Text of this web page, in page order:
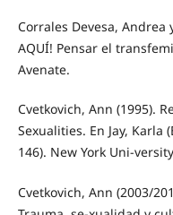
Corrales Devesa, Andrea
AQUÍ! Pensar el
Avenate.
Cvetkovich, Ann (1995).
Sexualities. En Jay, Karla
146). New York Uni-
Cvetkovich, Ann (2003/